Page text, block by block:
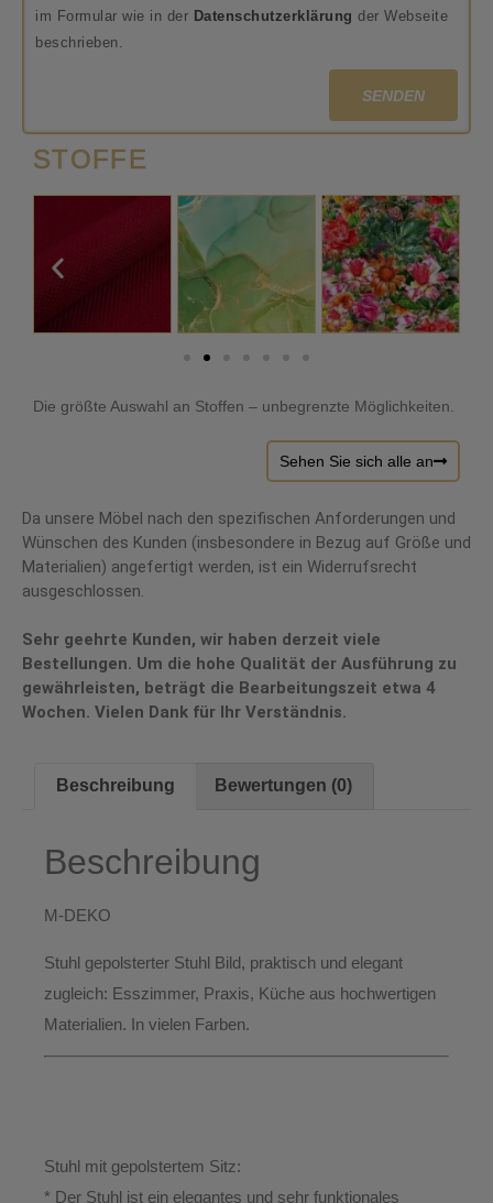
im Formular wie in der Datenschutzerklärung der Webseite
beschrieben.
SENDEN
STOFFE
Die größte Auswahl an Stoffen – unbegrenzte Möglichkeiten.
Sehen Sie sich alle an
Da unsere Möbel nach den spezifischen Anforderungen und
Wünschen des Kunden (insbesondere in Bezug auf Größe und
Materialien) angefertigt werden, ist ein Widerrufsrecht
ausgeschlossen.
Sehr geehrte Kunden, wir haben derzeit viele
Bestellungen. Um die hohe Qualität der Ausführung zu
gewährleisten, beträgt die Bearbeitungszeit etwa 4
Wochen. Vielen Dank für Ihr Verständnis.
Beschreibung Bewertungen (0)
Beschreibung
M-DEKO
Stuhl gepolsterter Stuhl Bild, praktisch und elegant
zugleich: Esszimmer, Praxis, Küche aus hochwertigen
Materialien. In vielen Farben.
Stuhl mit gepolstertem Sitz:
* Der Stuhl ist ein elegantes und sehr funktionales